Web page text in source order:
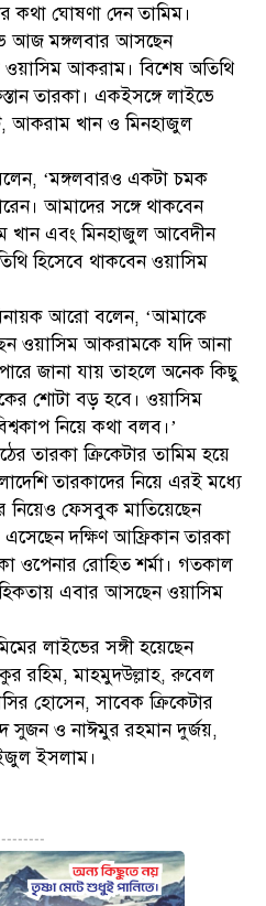
কথা ঘোষণা দেন তামিম।
আজ মঙ্গলবার আসছেন
ওয়াসিম আকরাম। বিশেষ অতিথি
তারকা। একইসঙ্গে লাইভে
আকরাম খান ও মিনহাজুল
‘মঙ্গলবারও একটা চমক
আমাদের সঙ্গে থাকবেন
খান এবং মিনহাজুল আবেদীন
হিসেবে থাকবেন ওয়াসিম
আরো বলেন, ‘আমাকে
ওয়াসিম আকরামকে যদি আনা
জানা যায় তাহলে অনেক কিছু
শোটা বড় হবে। ওয়াসিম
নিয়ে কথা বলব।’
তারকা ক্রিকেটার তামিম হয়ে
তারকাদের নিয়ে এরই মধ্যে
নিয়েও ফেসবুক মাতিয়েছেন
দক্ষিণ আফ্রিকান তারকা
ওপেনার রোহিত শর্মা। গতকাল
এবার আসছেন ওয়াসিম
লাইভের সঙ্গী হয়েছেন
রহিম, মাহমুদউল্লাহ, রুবেল
হোসেন, সাবেক ক্রিকেটার
সুজন ও নাঈমুর রহমান দুর্জয়,
ইসলাম।